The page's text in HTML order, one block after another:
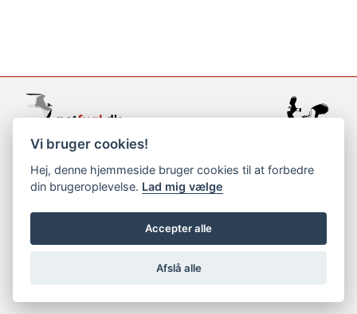
support@netfugl.dk
copyright © 2002-2023
Vi bruger cookies!
Hej, denne hjemmeside bruger cookies til at forbedre
din brugeroplevelse. Lad mig vælge
Accepter alle
Afslå alle